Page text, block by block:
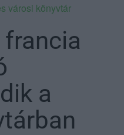
városi könyvtár
a